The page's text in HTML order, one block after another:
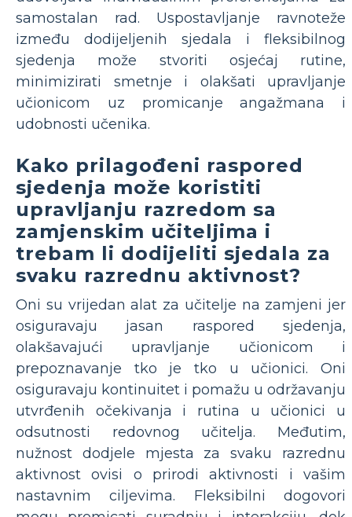
samostalan rad. Uspostavljanje ravnoteže
između dodijeljenih sjedala i fleksibilnog
sjedenja može stvoriti osjećaj rutine,
minimizirati smetnje i olakšati upravljanje
učionicom uz promicanje angažmana i
udobnosti učenika.
Kako prilagođeni raspored
sjedenja može koristiti
upravljanju razredom sa
zamjenskim učiteljima i
trebam li dodijeliti sjedala za
svaku razrednu aktivnost?
Oni su vrijedan alat za učitelje na zamjeni jer
osiguravaju jasan raspored sjedenja,
olakšavajući upravljanje učionicom i
prepoznavanje tko je tko u učionici. Oni
osiguravaju kontinuitet i pomažu u održavanju
utvrđenih očekivanja i rutina u učionici u
odsutnosti redovnog učitelja. Međutim,
nužnost dodjele mjesta za svaku razrednu
aktivnost ovisi o prirodi aktivnosti i vašim
nastavnim ciljevima. Fleksibilni dogovori